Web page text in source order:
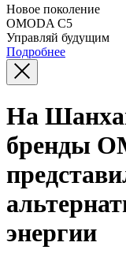
Новое поколение
OMODA C5
Управляй будущим
Подробнее
На
бренды
энергии